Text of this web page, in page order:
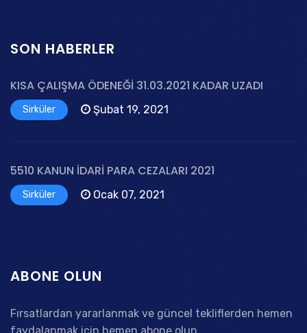
SON HABERLER
KISA ÇALIŞMA ÖDENEĞİ 31.03.2021 KADAR UZADI
Sirküler Şubat 19, 2021
5510 KANUN İDARİ PARA CEZALARI 2021
Sirküler Ocak 07, 2021
ABONE OLUN
Fırsatlardan yararlanmak ve güncel tekliflerden hemen